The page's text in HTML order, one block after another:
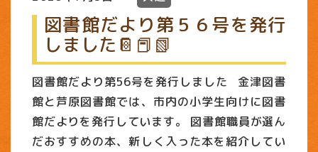
図書館だより第５６号を発行
しました📔📕📗
図書館だより第56号を発行しました 金津図書
館と芦原図書館では、市内の小学生向けに図書
館だよりを発行しています。 図書館職員が選ん
だおすすめの本、新しく入った本を紹介してい